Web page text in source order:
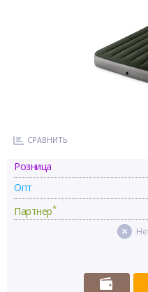
СРАВНИТЬ
Розница
Опт
Партнер*